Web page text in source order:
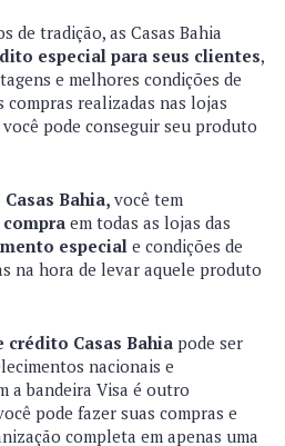
de tradição, as Casas Bahia
especial para seus clientes,
e melhores condições de
compras realizadas nas lojas
pode conseguir seu produto
Bahia, você tem
em todas as lojas das
especial e condições de
na hora de levar aquele produto
crédito Casas Bahia pode ser
nacionais e
a bandeira Visa é outro
pode fazer suas compras e
completa em apenas uma